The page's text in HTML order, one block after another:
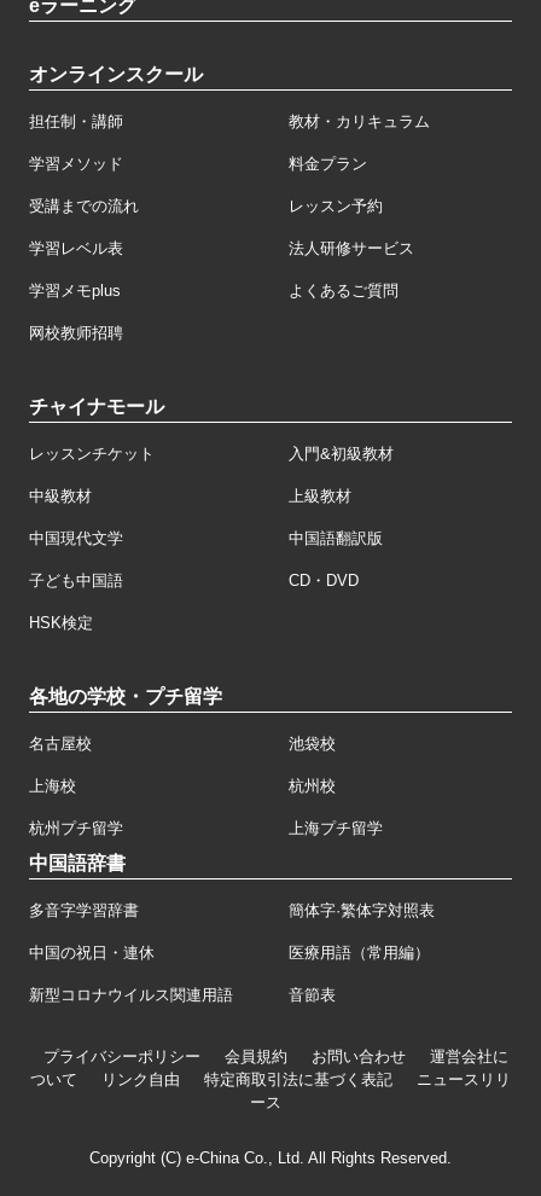
eラーニング
オンラインスクール
担任制・講師 教材・カリキュラム
学習メソッド 料金プラン
受講までの流れ レッスン予約
学習レベル表 法人研修サービス
学習メモplus よくあるご質問
网校教师招聘
チャイナモール
レッスンチケット 入門&初級教材
中級教材 上級教材
中国現代文学 中国語翻訳版
子ども中国語 CD・DVD
HSK検定
各地の学校・プチ留学
名古屋校 池袋校
上海校 杭州校
杭州プチ留学 上海プチ留学
中国語辞書
多音字学習辞書 簡体字·繁体字対照表
中国の祝日・連休 医療用語（常用編）
新型コロナウイルス関連用語 音節表
プライバシーポリシー 会員規約 お問い合わせ
運営会社に
ついて
リンク自由 特定商取引法に基づく表記
ニュースリリ
ース
Copyright (C) e-China Co., Ltd. All Rights Reserved.